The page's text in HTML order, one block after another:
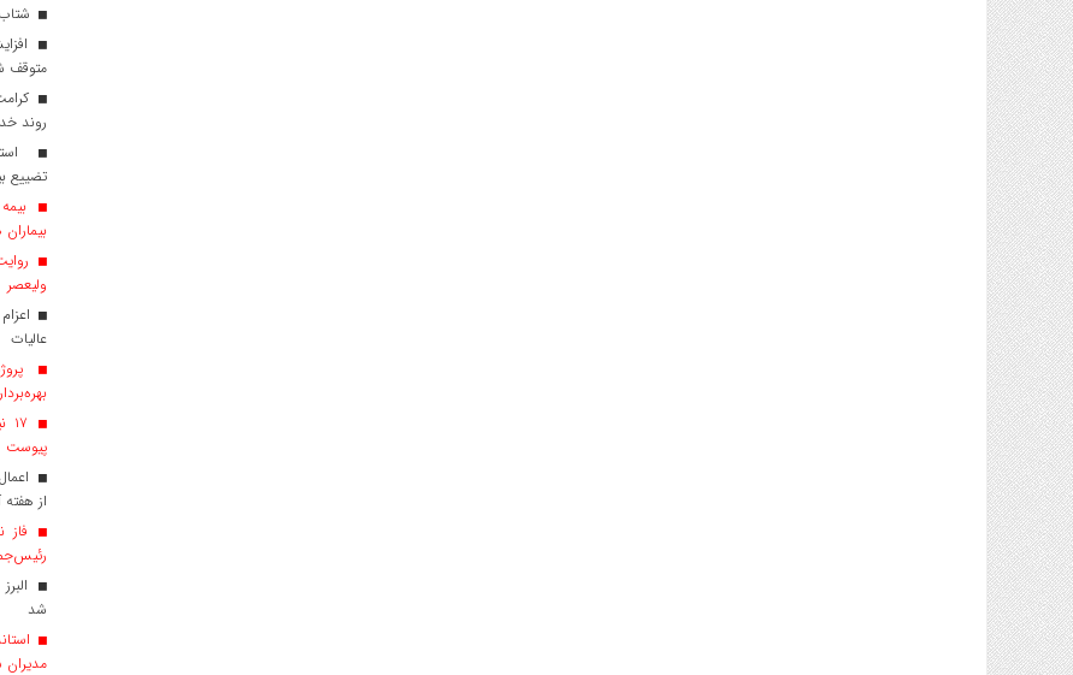
متوقف
روند
تضییع
ولیعصر
عالیات
پیوست
از هفته
فاز
شد